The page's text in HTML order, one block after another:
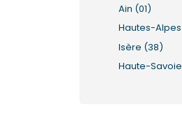
Ain (01)
Hautes-
Isère (38)
Haute-